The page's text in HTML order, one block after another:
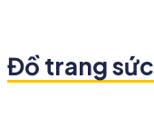
Đồ trang sức